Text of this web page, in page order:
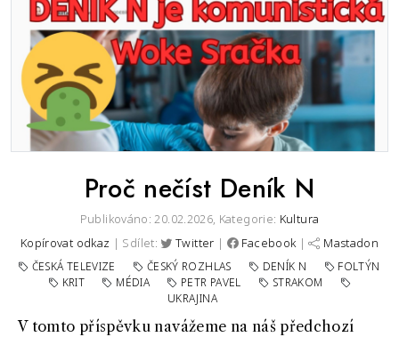
Proč nečíst Deník N
Publikováno: 20.02.2026, Kategorie: Kultura
Kopírovat odkaz | Sdílet: Twitter | Facebook | Mastadon
ČESKÁ TELEVIZE ČESKÝ ROZHLAS DENÍK N
FOLTÝN
KRIT
MÉDIA PETR PAVEL
STRAKOM
UKRAJINA
V tomto příspěvku navážeme na náš předchozí